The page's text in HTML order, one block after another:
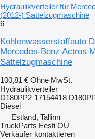
Hydraulikverteiler für
(2012-) Sattelzugmaschine
6
Kohlenwasserstoffauto
Mercedes-Benz Actros
Sattelzugmaschine
100,81 € Ohne MwSt.
Hydraulikverteiler
D180PP2 17154418
Diesel
Estland, Tallinn
TruckParts Eesti OÜ
Verkäufer kontaktieren